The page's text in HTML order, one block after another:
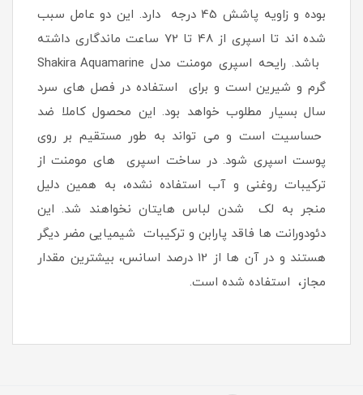
بوده و زاویه پاشش 45 درجه دارد. این دو عامل سبب
شده اند تا اسپری از 48 تا 72 ساعت ماندگاری داشته
باشد. رایحه اسپری مومنت مدل Shakira Aquamarine
گرم و شیرین است و برای استفاده در فصل های سرد
سال بسیار مطلوب خواهد بود. این محصول کاملا ضد
حساسیت است و می تواند به طور مستقیم بر روی
پوست اسپری شود. در ساخت اسپری های مومنت از
ترکیبات روغنی و آب استفاده نشده، به همین دلیل
منجر به لک شدن لباس هایتان نخواهند شد. این
دئودورانت ها فاقد پارابن و ترکیبات شیمیایی مضر دیگر
هستند و در آن ها از 12 درصد اسانس، بیشترین مقدار
مجاز، استفاده شده است.